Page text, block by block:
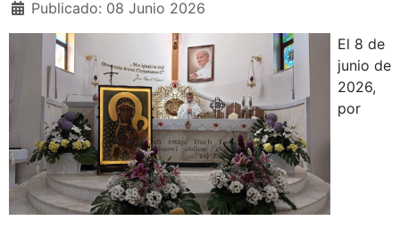
Publicado: 08 Junio 2026
El 8 de
junio de
2026,
por